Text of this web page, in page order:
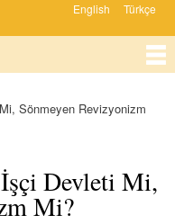
English Türkçe
Sönmeyen Revizyonizm
Devleti Mi,
Mi?